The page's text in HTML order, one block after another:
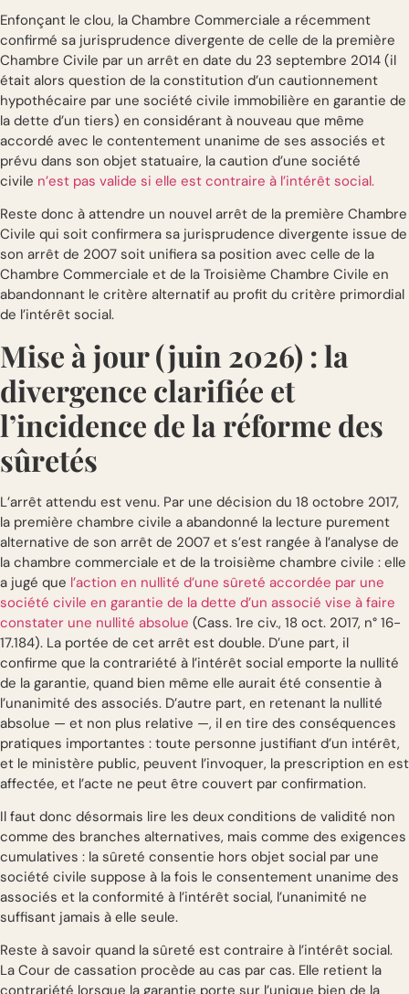
Enfonçant le clou, la Chambre Commerciale a récemment
confirmé sa jurisprudence divergente de celle de la première
Chambre Civile par un arrêt en date du 23 septembre 2014 (il
était alors question de la constitution d’un cautionnement
hypothécaire par une société civile immobilière en garantie de
la dette d’un tiers) en considérant à nouveau que même
accordé avec le contentement unanime de ses associés et
prévu dans son objet statuaire, la caution d’une société
civile n’est pas valide si elle est contraire à l’intérêt social.
Reste donc à attendre un nouvel arrêt de la première Chambre
Civile qui soit confirmera sa jurisprudence divergente issue de
son arrêt de 2007 soit unifiera sa position avec celle de la
Chambre Commerciale et de la Troisième Chambre Civile en
abandonnant le critère alternatif au profit du critère primordial
de l’intérêt social.
Mise à jour (juin 2026) : la
divergence clarifiée et
l’incidence de la réforme des
sûretés
L’arrêt attendu est venu. Par une décision du 18 octobre 2017,
la première chambre civile a abandonné la lecture purement
alternative de son arrêt de 2007 et s’est rangée à l’analyse de
la chambre commerciale et de la troisième chambre civile : elle
a jugé que l’action en nullité d’une sûreté accordée par une
société civile en garantie de la dette d’un associé vise à faire
constater une nullité absolue (Cass. 1re civ., 18 oct. 2017, n° 16-
17.184). La portée de cet arrêt est double. D’une part, il
confirme que la contrariété à l’intérêt social emporte la nullité
de la garantie, quand bien même elle aurait été consentie à
l’unanimité des associés. D’autre part, en retenant la nullité
absolue — et non plus relative —, il en tire des conséquences
pratiques importantes : toute personne justifiant d’un intérêt,
et le ministère public, peuvent l’invoquer, la prescription en est
affectée, et l’acte ne peut être couvert par confirmation.
Il faut donc désormais lire les deux conditions de validité non
comme des branches alternatives, mais comme des exigences
cumulatives : la sûreté consentie hors objet social par une
société civile suppose à la fois le consentement unanime des
associés et la conformité à l’intérêt social, l’unanimité ne
suffisant jamais à elle seule.
Reste à savoir quand la sûreté est contraire à l’intérêt social.
La Cour de cassation procède au cas par cas. Elle retient la